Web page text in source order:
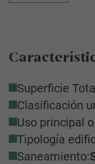
Superficie
Clasificación
Uso principal
Tipología
Saneamiento: